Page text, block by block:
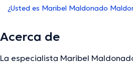
¿Usted es Maribel Maldonado
Acerca de
La especialista Maribel